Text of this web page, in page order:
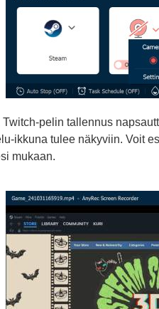
Twitch-pelin tallennus
ikkuna tulee näkyviin. Voit
mukaan.